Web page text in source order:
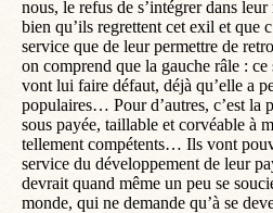
nous, le refus de s’intégrer dans
bien qu’ils regrettent cet exil et que
service que de leur permettre de
on comprend que la gauche râle : ce
vont lui faire défaut, déjà qu’elle a
populaires… Pour d’autres, c’est la
sous payée, taillable et corvéable à
tellement compétents… Ils vont
service du développement de leur
devrait quand même un peu se
monde, qui ne demande qu’à se